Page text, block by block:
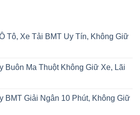
Tô, Xe Tải BMT Uy Tín, Không Giữ
Buôn Ma Thuột Không Giữ Xe, Lãi
BMT Giải Ngân 10 Phút, Không Giữ